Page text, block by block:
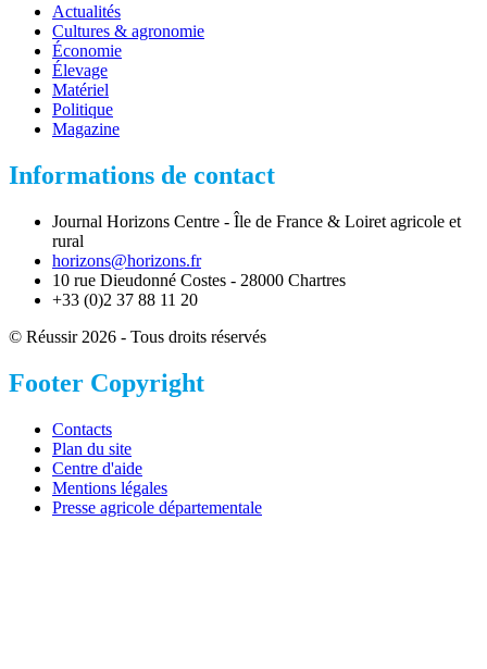
Actualités
Cultures & agronomie
Économie
Élevage
Matériel
Politique
Magazine
Informations de contact
Journal Horizons Centre - Île de France & Loiret agricole et
rural
horizons@horizons.fr
10 rue Dieudonné Costes - 28000 Chartres
+33 (0)2 37 88 11 20
© Réussir 2026 - Tous droits réservés
Footer Copyright
Contacts
Plan du site
Centre d'aide
Mentions légales
Presse agricole départementale